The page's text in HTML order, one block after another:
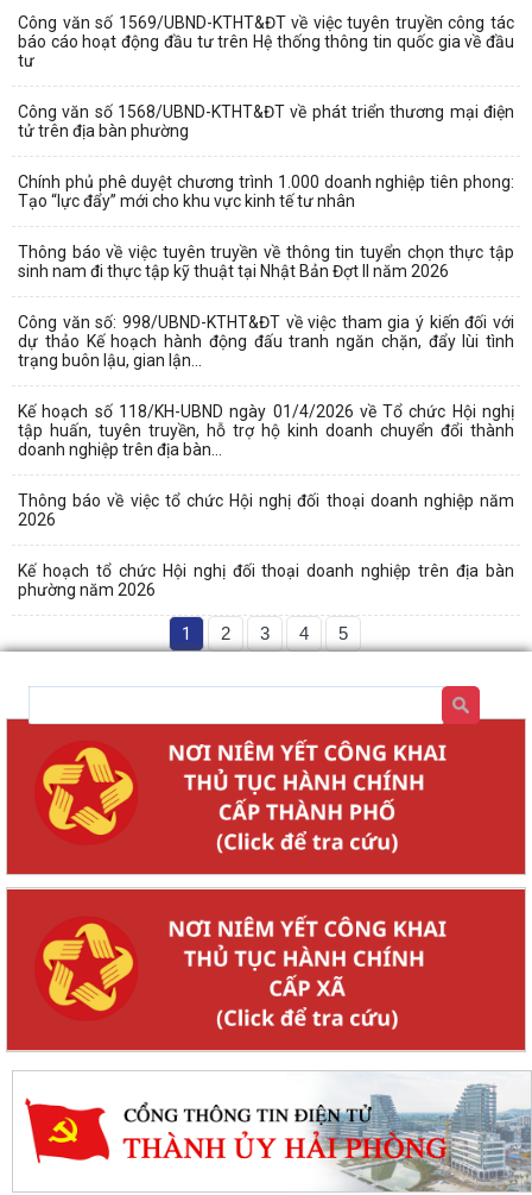
Công văn số 1569/UBND-KTHT&ĐT về việc tuyên truyền công tác
báo cáo hoạt động đầu tư trên Hệ thống thông tin quốc gia về đầu
tư
Công văn số 1568/UBND-KTHT&ĐT về phát triển thương mại điện
tử trên địa bàn phường
Chính phủ phê duyệt chương trình 1.000 doanh nghiệp tiên phong:
Tạo “lực đẩy” mới cho khu vực kinh tế tư nhân
Thông báo về việc tuyên truyền về thông tin tuyển chọn thực tập
sinh nam đi thực tập kỹ thuật tại Nhật Bản Đợt II năm 2026
Công văn số: 998/UBND-KTHT&ĐT về việc tham gia ý kiến đối với
dự thảo Kế hoạch hành động đấu tranh ngăn chặn, đẩy lùi tình
trạng buôn lậu, gian lận...
Kế hoạch số 118/KH-UBND ngày 01/4/2026 về Tổ chức Hội nghị
tập huấn, tuyên truyền, hỗ trợ hộ kinh doanh chuyển đổi thành
doanh nghiệp trên địa bàn...
Thông báo về việc tổ chức Hội nghị đối thoại doanh nghiệp năm
2026
Kế hoạch tổ chức Hội nghị đối thoại doanh nghiệp trên địa bàn
phường năm 2026
1 2 3 4 5